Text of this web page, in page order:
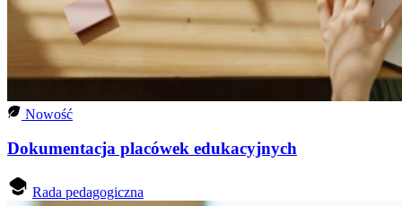
Nowość
Dokumentacja placówek edukacyjnych
Rada pedagogiczna